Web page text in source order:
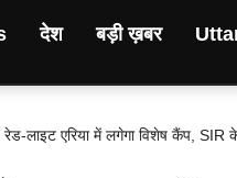
देश बड़ी ख़बर
लाइट एरिया में लगेगा विशेष कैंप, SIR के